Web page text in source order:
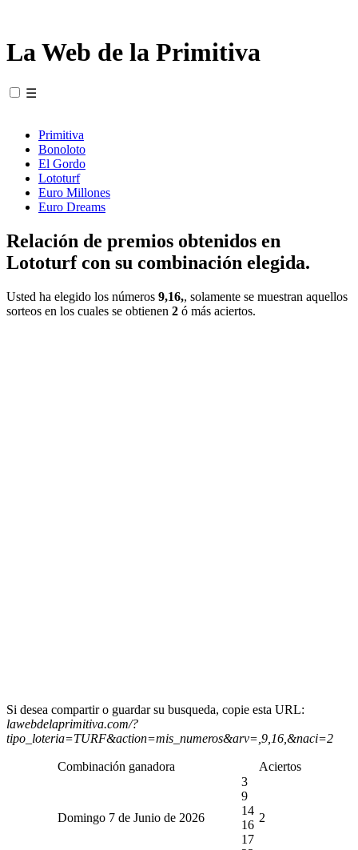
La Web de la Primitiva
☰
Primitiva
Bonoloto
El Gordo
Lototurf
Euro Millones
Euro Dreams
Relación de premios obtenidos en
Lototurf con su combinación elegida.
Usted ha elegido los números 9,16,, solamente se muestran aquellos
sorteos en los cuales se obtienen 2 ó más aciertos.
Si desea compartir o guardar su busqueda, copie esta URL:
lawebdelaprimitiva.com/?
tipo_loteria=TURF&action=mis_numeros&arv=,9,16,&naci=2
Combinación ganadora Aciertos
Domingo 7 de Junio de 2026
3
9
14
16
17
2